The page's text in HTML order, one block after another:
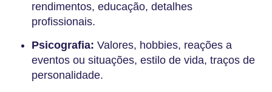
rendimentos, educação, detalhes
profissionais.
Psicografia: Valores, hobbies, reações a
eventos ou situações, estilo de vida, traços de
personalidade.